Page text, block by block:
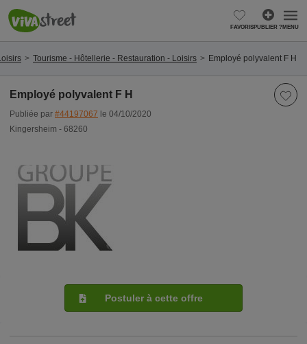
FAVORISPUBLIER ?MENU
Tourisme - Hôtellerie - Restauration - Loisirs Employé polyvalent F H
Employé polyvalent F H
Publiée par #44197067 le 04/10/2020
Kingersheim - 68260
Postuler à cette offre